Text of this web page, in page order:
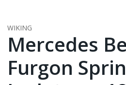
WIKING
Mercedes
Furgon